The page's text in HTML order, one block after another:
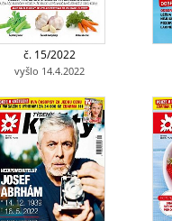
č. 15/2022
vyšlo 14.4.2022